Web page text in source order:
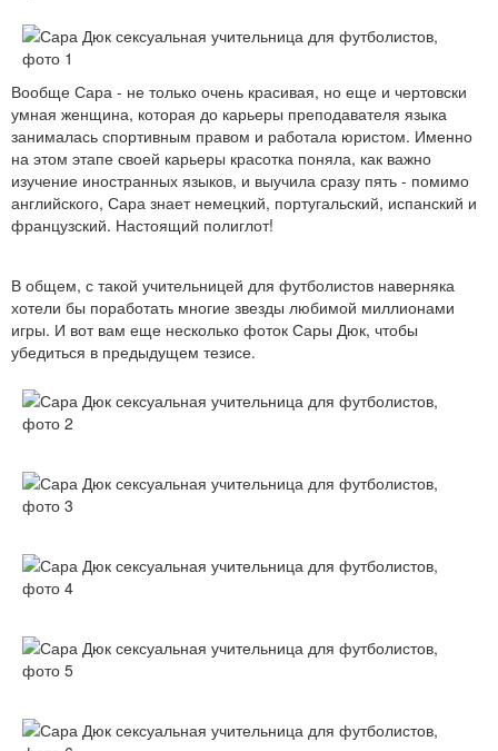
Вообще Сара - не только очень красивая, но еще и чертовски
умная женщина, которая до карьеры преподавателя языка
занималась спортивным правом и работала юристом. Именно
на этом этапе своей карьеры красотка поняла, как важно
изучение иностранных языков, и выучила сразу пять - помимо
английского, Сара знает немецкий, португальский, испанский и
французский. Настоящий полиглот!
В общем, с такой учительницей для футболистов наверняка
хотели бы поработать многие звезды любимой миллионами
игры. И вот вам еще несколько фоток Сары Дюк, чтобы
убедиться в предыдущем тезисе.